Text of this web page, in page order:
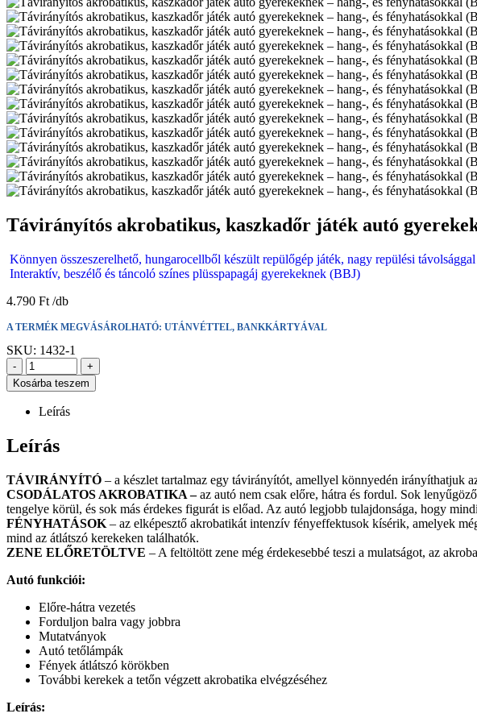
Távirányítós akrobatikus, kaszkadőr játék autó
Könnyen összeszerelhető, hungarocellből készült repülőgép játék, nagy repülési
Interaktív, beszélő és táncoló színes plüsspapagáj gyerekeknek (BBJ)
4.790 Ft
A TERMÉK MEGVÁSÁROLHATÓ: UTÁNVÉTTEL, BANKKÁRTYÁVAL
SKU: 1432-1
-
+
Kosárba teszem
Leírás
Leírás
TÁVIRÁNYÍTÓ – a készlet tartalmaz egy távirányítót, amellyel könnyedén irányíthatjuk
CSODÁLATOS AKROBATIKA –az autó nem csak előre, hátra és fordul. Sok
tengelye körül, és sok más érdekes figurát is előad. Az autó legjobb tulajdonsága, hogy
FÉNYHATÁSOK – az elképesztő akrobatikát intenzív fényeffektusok kísérik, amelyek
mind az átlátszó kerekeken találhatók.
ZENE ELŐRETÖLTVE – A feltöltött zene még érdekesebbé teszi a mulatságot, az
Autó funkciói:
Előre-hátra vezetés
Forduljon balra vagy jobbra
Mutatványok
Autó tetőlámpák
Fények átlátszó körökben
További kerekek a tetőn végzett akrobatika elvégzéséhez
Leírás: